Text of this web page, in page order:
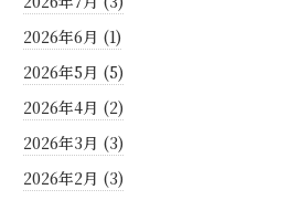
2026年6月 (1)
2026年5月 (5)
2026年4月 (2)
2026年3月 (3)
2026年2月 (3)